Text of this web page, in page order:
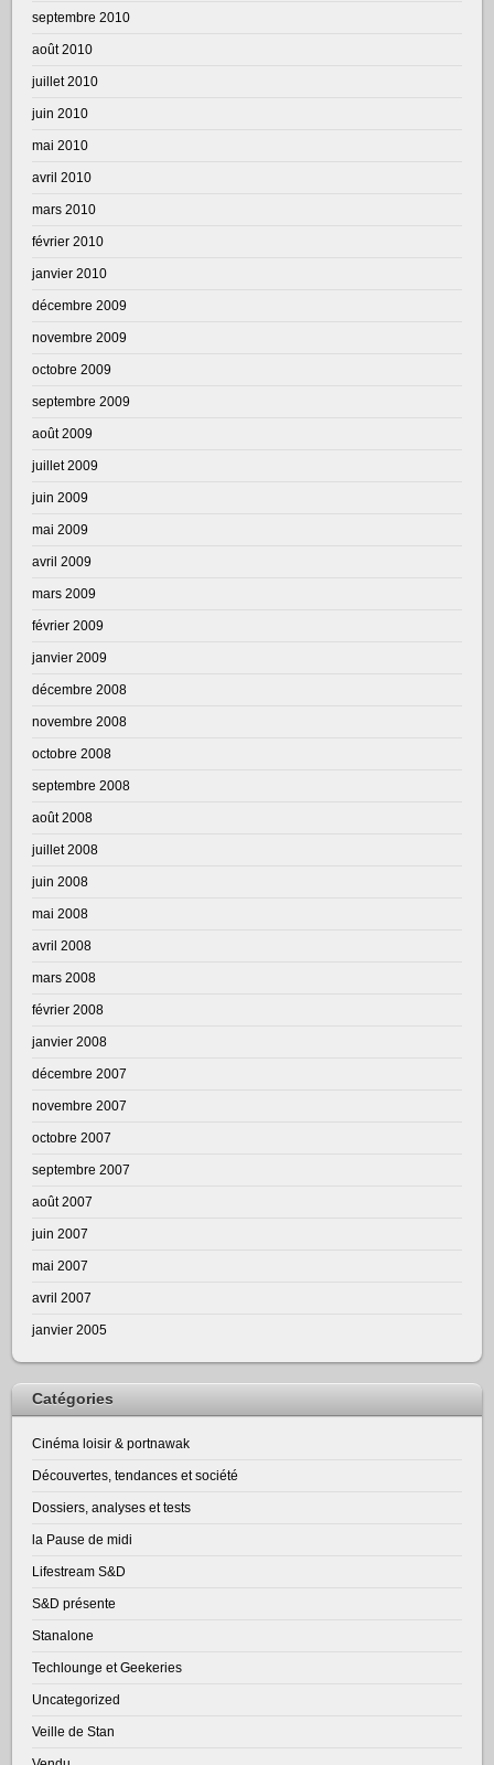
septembre 2010
août 2010
juillet 2010
juin 2010
mai 2010
avril 2010
mars 2010
février 2010
janvier 2010
décembre 2009
novembre 2009
octobre 2009
septembre 2009
août 2009
juillet 2009
juin 2009
mai 2009
avril 2009
mars 2009
février 2009
janvier 2009
décembre 2008
novembre 2008
octobre 2008
septembre 2008
août 2008
juillet 2008
juin 2008
mai 2008
avril 2008
mars 2008
février 2008
janvier 2008
décembre 2007
novembre 2007
octobre 2007
septembre 2007
août 2007
juin 2007
mai 2007
avril 2007
janvier 2005
Catégories
Cinéma loisir & portnawak
Découvertes, tendances et société
Dossiers, analyses et tests
la Pause de midi
Lifestream S&D
S&D présente
Stanalone
Techlounge et Geekeries
Uncategorized
Veille de Stan